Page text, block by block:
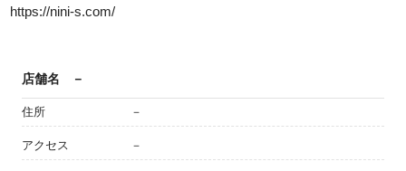
https://nini-s.com/
店舗名 －
住所 －
アクセス －